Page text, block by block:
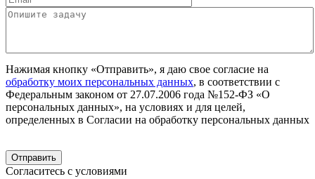
Нажимая кнопку «Отправить», я даю свое согласие на
обработку моих персональных данных, в соответствии с
Федеральным законом от 27.07.2006 года №152-ФЗ «О
персональных данных», на условиях и для целей,
определенных в Согласии на обработку персональных данных
Согласитесь с условиями